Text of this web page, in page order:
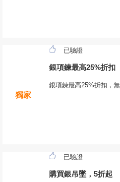
獨家
已驗證
銀項鍊最高25%折扣
銀項鍊最高25%折扣，
已驗證
購買銀吊墜，5折起